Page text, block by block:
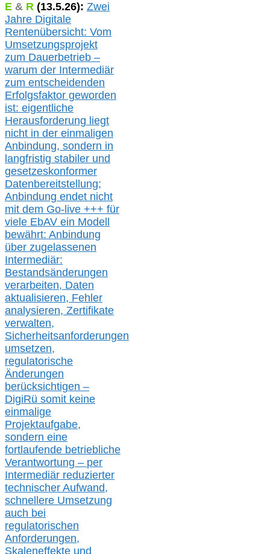
E & R (13.5.26): Zwei
Jahre Digitale
Rentenübersicht: Vom
Umsetzungsprojekt
zum Dauerbetrieb –
warum der Intermediär
zum entscheidenden
Erfolgsfaktor geworden
ist: eigentliche
Herausforderung liegt
nicht in der einmaligen
Anbindung, sondern in
langfristig stabiler und
gesetzeskonformer
Datenbereitstellung;
Anbindung endet nicht
mit dem Go-live +++ für
viele EbAV ein Modell
bewährt: Anbindung
über zugelassenen
Intermediär:
Bestandsänderungen
verarbeiten, Daten
aktualisieren, Fehler
analysieren, Zertifikate
verwalten,
Sicherheitsanforderungen
umsetzen,
regulatorische
Änderungen
berücksichtigen –
DigiRü somit keine
einmalige
Projektaufgabe,
sondern eine
fortlaufende betriebliche
Verantwortung – per
Intermediär reduzierter
technischer Aufwand,
schnellere Umsetzung
auch bei
regulatorischen
Anforderungen,
Skaleneffekte und